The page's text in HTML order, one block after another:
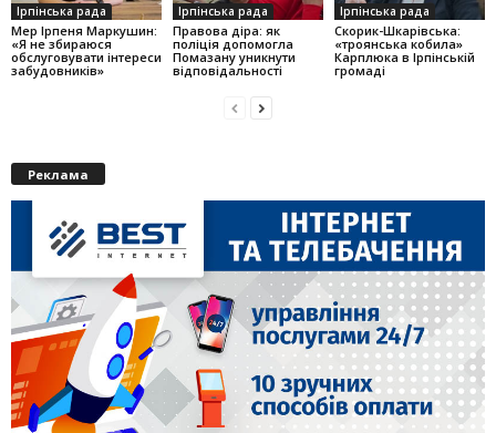
Ірпінська рада
Мер Ірпеня Маркушин:
«Я не збираюся
обслуговувати інтереси
забудовників»
Ірпінська рада
Правова діра: як
поліція допомогла
Помазану уникнути
відповідальності
Ірпінська рада
Скорик-Шкарівська:
«троянська кобила»
Карплюка в Ірпінській
громаді
Реклама